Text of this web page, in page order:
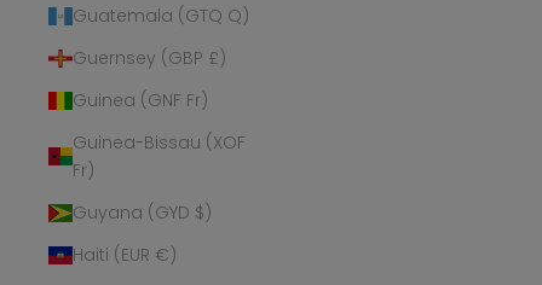
Guatemala (GTQ Q)
Guernsey (GBP £)
Guinea (GNF Fr)
Guinea-Bissau (XOF
Fr)
Guyana (GYD $)
Haiti (EUR €)